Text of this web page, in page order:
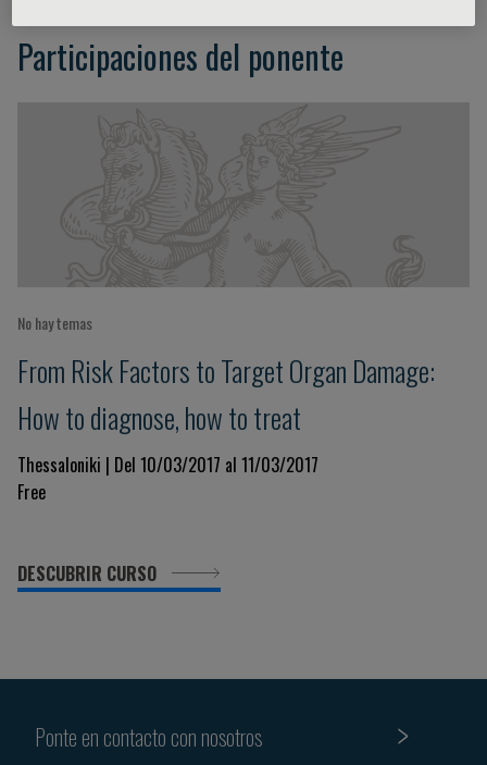
Participaciones del ponente
No hay temas
From Risk Factors to Target Organ Damage:
How to diagnose, how to treat
Thessaloniki | Del 10/03/2017 al 11/03/2017
Free
DESCUBRIR CURSO
Ponte en contacto con nosotros